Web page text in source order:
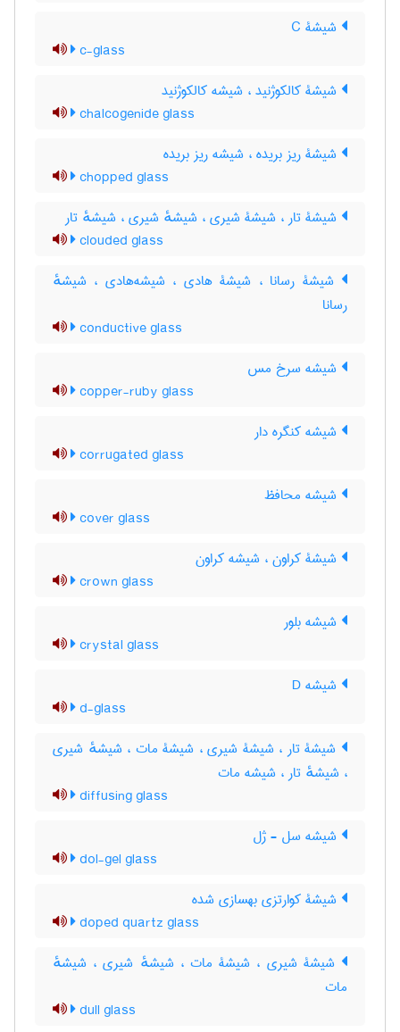
شیشۀ C
c-glass
شیشۀ کالکوژنید ، شیشه کالکوژنید
chalcogenide glass
شیشۀ ریز بریده ، شیشه ریز بریده
chopped glass
شیشۀ تار ، شیشۀ شیری ، شیشهٔ شیری ، شیشهٔ تار
clouded glass
شیشۀ رسانا ، شیشۀ هادی ، شیشه‌هادی ، شیشهٔ
رسانا
conductive glass
شیشه سرخ مس
copper-ruby glass
شیشه کنگره دار
corrugated glass
شیشه محافظ
cover glass
شیشۀ کراون ، شیشه کراون
crown glass
شیشه بلور
crystal glass
شیشه D
d-glass
شیشۀ تار ، شیشۀ شیری ، شیشۀ مات ، شیشهٔ شیری
، شیشهٔ تار ، شیشه مات
diffusing glass
شیشه سل - ژل
dol-gel glass
شیشۀ کوارتزی بهسازی شده
doped quartz glass
شیشۀ شیری ، شیشۀ مات ، شیشهٔ شیری ، شیشهٔ
مات
dull glass